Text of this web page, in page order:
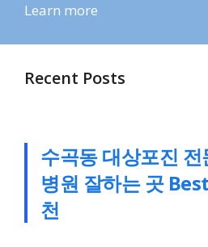
Learn more
Recent Posts
수곡동 대상포진 전
병원 잘하는 곳
천